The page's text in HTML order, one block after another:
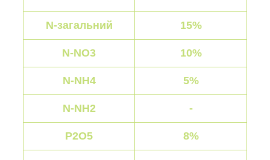
N-загальний 15%
N-NO3 10%
N-NH4 5%
N-NH2 -
P2O5 8%